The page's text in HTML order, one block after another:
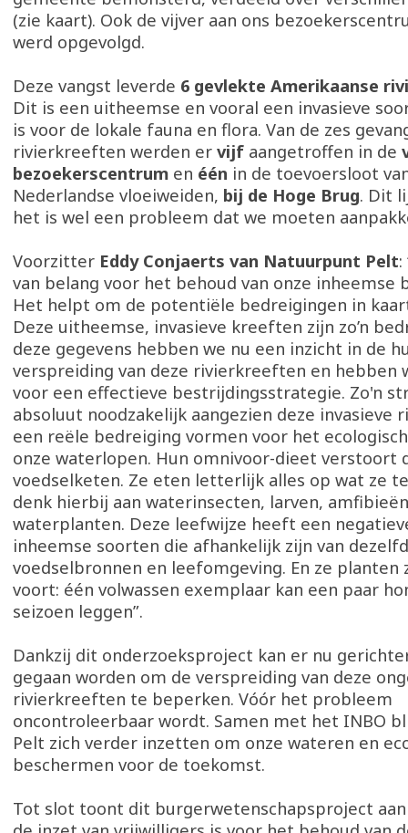
(zie kaart). Ook de vijver aan ons
werd opgevolgd.
Deze vangst leverde 6 gevlekte Amerikaanse
Dit is een uitheemse en vooral een invasieve
is voor de lokale fauna en flora. Van de zes
rivierkreeften werden er vijf aangetroffen in de
bezoekerscentrum en één in de toevoersloot
Nederlandse vloeiweiden, bij de Hoge Brug. Dit
het is wel een probleem dat we moeten
Voorzitter Eddy Conjaerts van Natuurpunt Pelt
van belang voor het behoud van onze inheemse
Het helpt om de potentiële bedreigingen in
Deze uitheemse, invasieve kreeften zijn zo’n
deze gegevens hebben we nu een inzicht in de
verspreiding van deze rivierkreeften en hebben
voor een effectieve bestrijdingsstrategie. Zo'n
absoluut noodzakelijk aangezien deze invasieve
een reële bedreiging vormen voor het
onze waterlopen. Hun omnivoor-dieet verstoort
voedselketen. Ze eten letterlijk alles op wat ze
denk hierbij aan waterinsecten, larven,
waterplanten. Deze leefwijze heeft een
inheemse soorten die afhankelijk zijn van
voedselbronnen en leefomgeving. En ze planten
voort: één volwassen exemplaar kan een paar
seizoen leggen”.
Dankzij dit onderzoeksproject kan er nu
gegaan worden om de verspreiding van deze
rivierkreeften te beperken. Vóór het probleem
oncontroleerbaar wordt. Samen met het INBO
Pelt zich verder inzetten om onze wateren en
beschermen voor de toekomst.
Tot slot toont dit burgerwetenschapsproject